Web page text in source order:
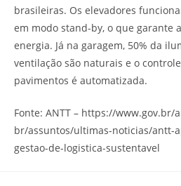
brasileiras. Os elevadores
em modo stand-by, o que garante
energia. Já na garagem, 50% da
ventilação são naturais e o
pavimentos é automatizada.
Fonte: ANTT – https://www.gov.br/
br/assuntos/ultimas-noticias/antt-
gestao-de-logistica-sustentavel